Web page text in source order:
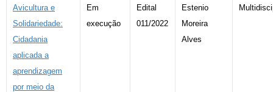
Avicultura e
Solidariedade:
Cidadania
aplicada a
aprendizagem
por meio da
Em
execução
Edital
011/2022
Estenio
Moreira
Alves